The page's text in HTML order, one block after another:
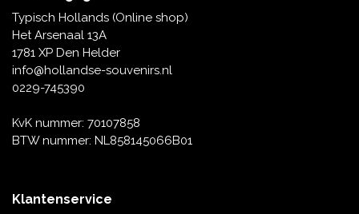
Piet Mondriaan
Maria Sibylla Merian
Jacob Marrel
Fabritius - Het puttertje
Oranje artikelen
Mokken en Pullen
Pillen en Spiegeldoosjes
Theelepels en Schoteltjes
Opvouwbare Nylon tassen
Toilettassen - Make-up tassen
Rompers en Slabbetjes
Waaiers
Reis - Nekkussens
Delfts blauwe wenskaarten
Delfts blauwe waxinehouders
Delfts blauwe tegels
Typisch Hollands (Online shop)
Het Arsenaal 13A
1781 XP Den Helder
info@hollandse-souvenirs.nl
0229-745390
KvK nummer: 70107858
BTW nummer: NL858145066B01
Klantenservice